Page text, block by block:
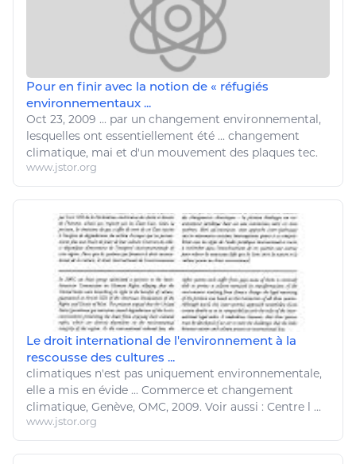
Pour en finir avec la notion de « réfugiés
environnementaux ...
Oct 23, 2009 ... par un changement environnemental,
lesquelles ont essentiellement été ... changement
climatique, mai et d'un mouvement des plaques tec.
www.jstor.org
Le droit international de l'environnement à la
rescousse des cultures ...
climatiques n'est pas uniquement environnementale,
elle a mis en évide ... Commerce et changement
climatique, Genève, OMC, 2009. Voir aussi : Centre l ...
www.jstor.org